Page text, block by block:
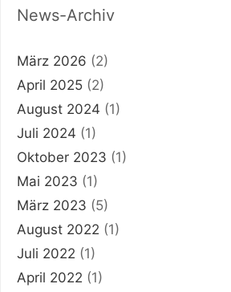
News-Archiv
März 2026 (2)
April 2025 (2)
August 2024 (1)
Juli 2024 (1)
Oktober 2023 (1)
Mai 2023 (1)
März 2023 (5)
August 2022 (1)
Juli 2022 (1)
April 2022 (1)